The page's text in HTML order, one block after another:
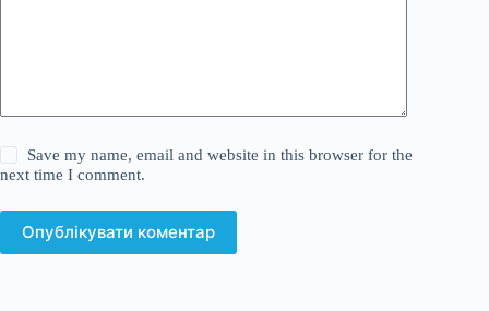
Save my name, email and website in this browser for the
next time I comment.
Опублікувати коментар